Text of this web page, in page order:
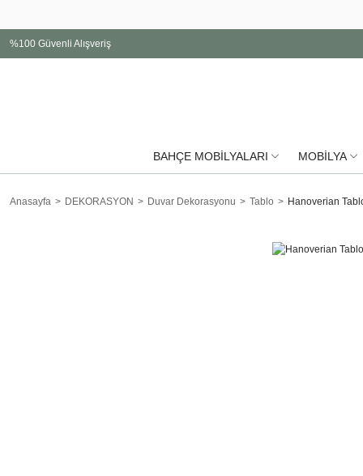
%100 Güvenli Alışveriş
BAHÇE MOBİLYALARI MOBİLYA
Anasayfa DEKORASYON Duvar Dekorasyonu Tablo Hanoverian